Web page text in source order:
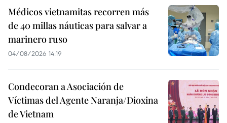
Médicos vietnamitas recorren más
de 40 millas náuticas para salvar a
marinero ruso
04/08/2026 14:19
Condecoran a Asociación de
Víctimas del Agente Naranja/Dioxina
de Vietnam